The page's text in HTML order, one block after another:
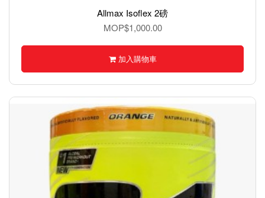
Allmax Isoflex 2磅
MOP$1,000.00
加入購物車